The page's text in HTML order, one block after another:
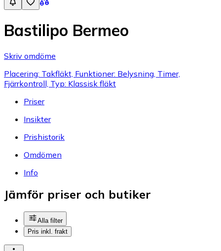
Bastilipo Bermeo
Skriv omdöme
Placering: Takfläkt, Funktioner: Belysning, Timer,
Fjärrkontroll, Typ: Klassisk fläkt
Priser
Insikter
Prishistorik
Omdömen
Info
Jämför priser och butiker
Alla filter
Pris inkl. frakt